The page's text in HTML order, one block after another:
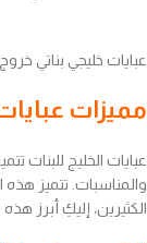
عبايات خليجي بناتي خروج
مميزات
عبايات الخليج للبنات
والمناسبات. تتميز
الكثيرين، إليكِ أبرز